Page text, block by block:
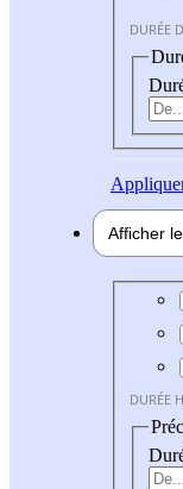
DURÉE
Afficher
DURÉE